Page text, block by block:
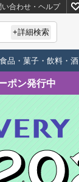
い合わせ・ヘルプ
+詳細検索
食品・菓子・飲料・酒
ポン発行中